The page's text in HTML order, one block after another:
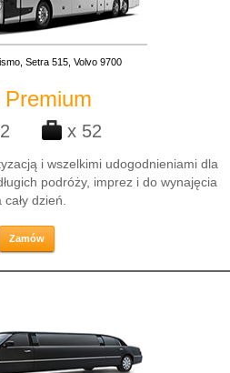
Setra 515, Volvo 9700
Premium
x 52
i wszelkimi udogodnieniami dla
podróży, imprez i do wynajęcia
cały dzień.
Zamów